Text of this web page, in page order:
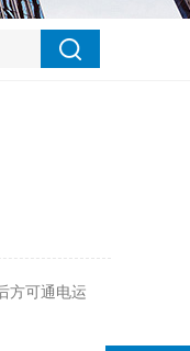
方可通电运